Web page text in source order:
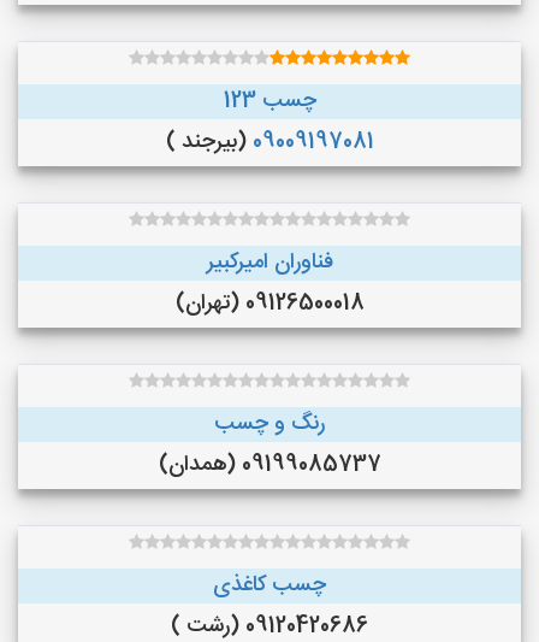
چسب 123
09009197081 (بیرجند )
فناوران امیرکبیر
09126500018 (تهران)
رنگ و چسب
09199085737 (همدان)
چسب کاغذی
09120420686 (رشت )